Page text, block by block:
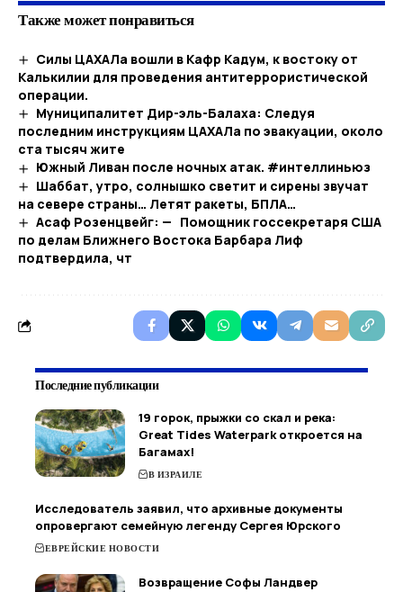
Также может понравиться
Силы ЦАХАЛа вошли в Кафр Кадум, к востоку от
Калькилии для проведения антитеррористической
операции.
Муниципалитет Дир-эль-Балаха: Следуя
последним инструкциям ЦАХАЛа по эвакуации, около
ста тысяч жите
Южный Ливан после ночных атак. #интеллиньюз
Шаббат, утро, солнышко светит и сирены звучат
на севере страны… Летят ракеты, БПЛА…​
Асаф Розенцвейг: — Помощник госсекретаря США
по делам Ближнего Востока Барбара Лиф
подтвердила, чт
Последние публикации
19 горок, прыжки со скал и река:
Great Tides Waterpark откроется на
Багамах!
В ИЗРАИЛЕ
Исследователь заявил, что архивные документы
опровергают семейную легенду Сергея Юрского
ЕВРЕЙСКИЕ НОВОСТИ
Возвращение Софы Ландвер